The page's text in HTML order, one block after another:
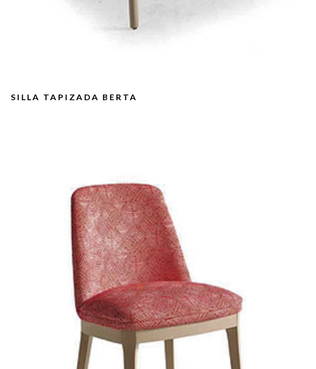
SILLA TAPIZADA BERTA